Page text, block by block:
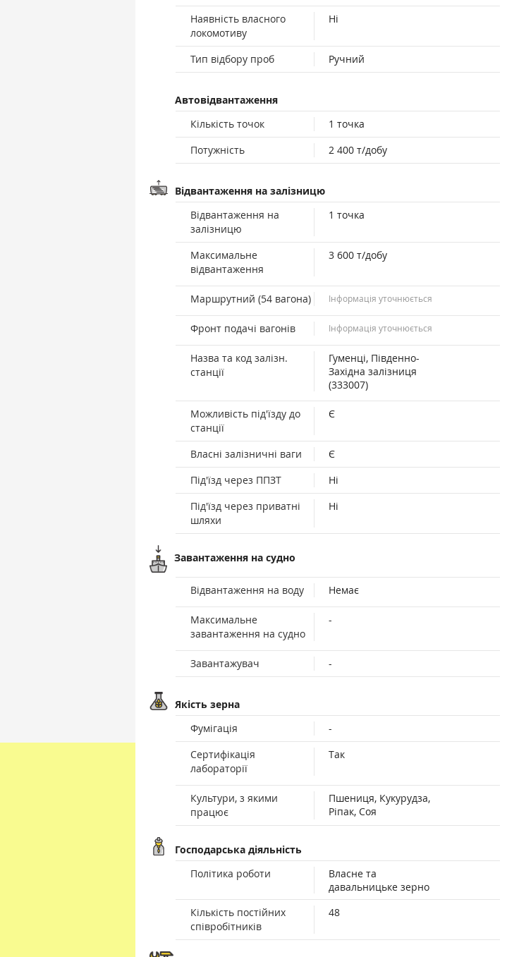
Наявність власного
локомотиву
Ні
Тип відбору проб Ручний
Автовідвантаження
Кількість точок
1 точка
Потужність
2 400 т/добу
Відвантаження на залізницю
Відвантаження на
залізницю
1 точка
Максимальне
відвантаження
3 600 т/добу
Маршрутний (54 вагона) Інформація уточнюється
Фронт подачі вагонів Інформація уточнюється
Назва та код залізн.
станції
Гуменці, Південно-
Західна залізниця
(333007)
Можливість під'їзду до
станції
Є
Власні залізничні ваги
Є
Під'їзд через ППЗТ
Ні
Під'їзд через приватні
шляхи
Ні
Завантаження на судно
Відвантаження на воду Немає
Максимальне
завантаження на судно
-
Завантажувач -
Якість зерна
Фумігація
-
Сертифікація
лабораторії
Так
Культури, з якими
працює
Пшениця, Кукурудза,
Ріпак, Соя
Господарська діяльність
Політика роботи
Власне та
давальницьке зерно
Кількість постійних
співробітників
48